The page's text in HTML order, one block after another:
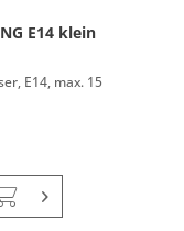
E14 klein
E14, max. 15